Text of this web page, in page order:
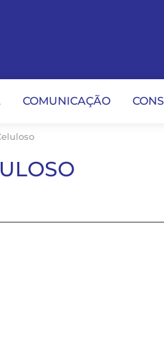
COMUNICAÇÃO